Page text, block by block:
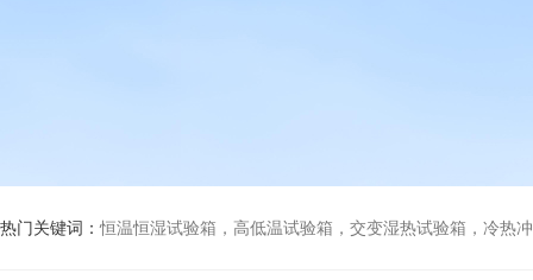
热门关键词：恒温恒湿试验箱，高低温试验箱，交变湿热试验箱，冷热冲击试验